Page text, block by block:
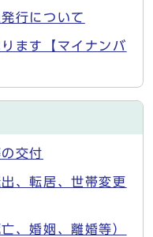
行について
ます【マイナンバ
交付
、転居、世帯変更
、婚姻、離婚等）